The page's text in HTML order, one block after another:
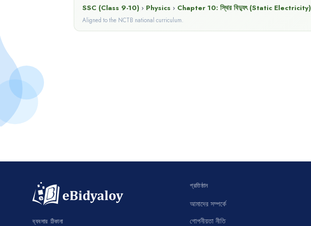
SSC (Class 9-10) › Physics › Chapter 10: স্থির বিদ্যুৎ (Static Electricity)
Aligned to the NCTB national curriculum.
ব্যবসার ঠিকানা
প্রতিষ্ঠান
আমাদের সম্পর্কে
গোপনীয়তা নীতি